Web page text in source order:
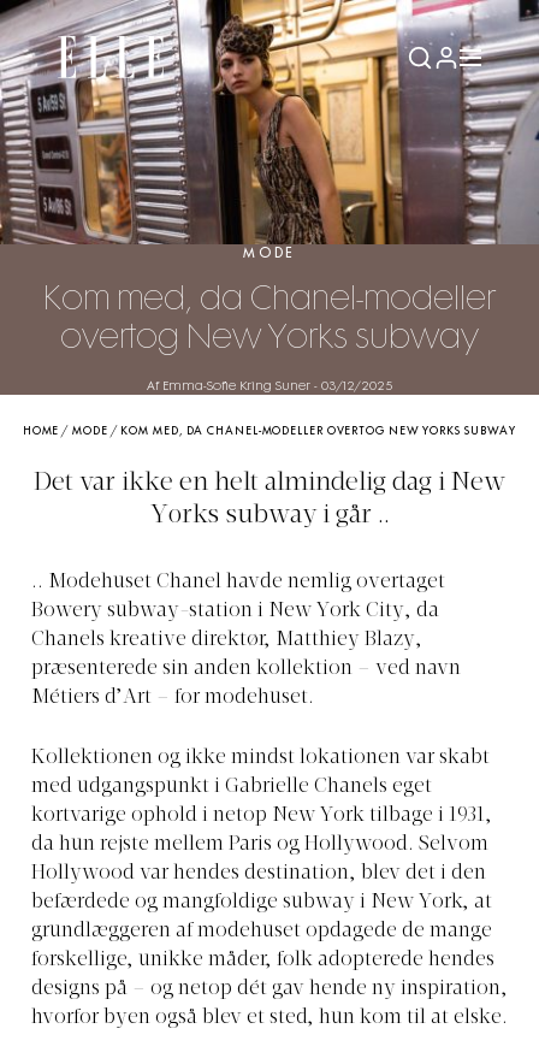
MODE
Kom med, da Chanel-modeller
overtog New Yorks subway
Af Emma-Sofie Kring Suner- 03/12/2025
HOME /MODE / KOM MED, DA CHANEL-MODELLER OVERTOG NEW YORKS SUBWAY
Det var ikke en helt almindelig dag i New
Yorks subway i går ..
.. Modehuset Chanel havde nemlig overtaget
Bowery subway-station i New York City, da
Chanels kreative direktør, Matthiey Blazy,
præsenterede sin anden kollektion – ved navn
Métiers d’Art – for modehuset.
Kollektionen og ikke mindst lokationen var skabt
med udgangspunkt i Gabrielle Chanels eget
kortvarige ophold i netop New York tilbage i 1931,
da hun rejste mellem Paris og Hollywood. Selvom
Hollywood var hendes destination, blev det i den
befærdede og mangfoldige subway i New York, at
grundlæggeren af modehuset opdagede de mange
forskellige, unikke måder, folk adopterede hendes
designs på – og netop dét gav hende ny inspiration,
hvorfor byen også blev et sted, hun kom til at elske.